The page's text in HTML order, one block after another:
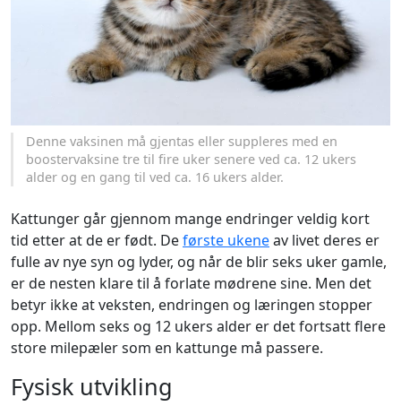
Denne vaksinen må gjentas eller suppleres med en
boostervaksine tre til fire uker senere ved ca. 12 ukers
alder og en gang til ved ca. 16 ukers alder.
Kattunger går gjennom mange endringer veldig kort
tid etter at de er født. Deførste ukeneav livet deres er
fulle av nye syn og lyder, og når de blir seks uker gamle,
er de nesten klare til å forlate mødrene sine. Men det
betyr ikke at veksten, endringen og læringen stopper
opp. Mellom seks og 12 ukers alder er det fortsatt flere
store milepæler som en kattunge må passere.
Fysisk utvikling